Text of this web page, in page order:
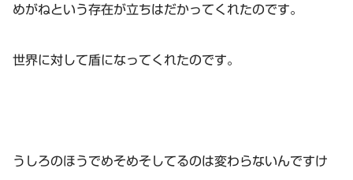
めがねという存在が立ちはだかってくれたのです。
世界に対して盾になってくれたのです。
うしろのほうでめそめそしてるのは変わらないんですけ